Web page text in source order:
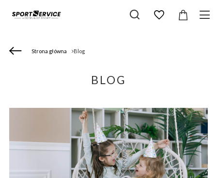
Strona główna Blog
BLOG